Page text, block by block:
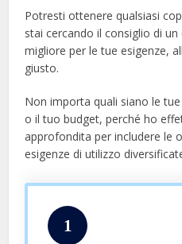
Potresti ottenere qualsiasi
stai cercando il consiglio di
migliore per le tue esigenze,
giusto.
Non importa quali siano le
o il tuo budget, perché ho
approfondita per includere le
esigenze di utilizzo
1